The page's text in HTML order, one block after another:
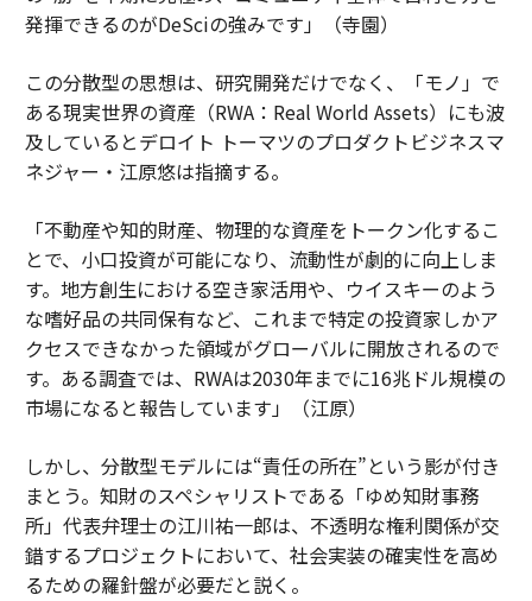
発揮できるのがDeSciの強みです」（寺園）
この分散型の思想は、研究開発だけでなく、「モノ」で
ある現実世界の資産（RWA：Real World Assets）にも波
及しているとデロイト トーマツのプロダクトビジネスマ
ネジャー・江原悠は指摘する。
「不動産や知的財産、物理的な資産をトークン化するこ
とで、小口投資が可能になり、流動性が劇的に向上しま
す。地方創生における空き家活用や、ウイスキーのよう
な嗜好品の共同保有など、これまで特定の投資家しかア
クセスできなかった領域がグローバルに開放されるので
す。ある調査では、RWAは2030年までに16兆ドル規模の
市場になると報告しています」（江原）
しかし、分散型モデルには“責任の所在”という影が付き
まとう。知財のスペシャリストである「ゆめ知財事務
所」代表弁理士の江川祐一郎は、不透明な権利関係が交
錯するプロジェクトにおいて、社会実装の確実性を高め
るための羅針盤が必要だと説く。